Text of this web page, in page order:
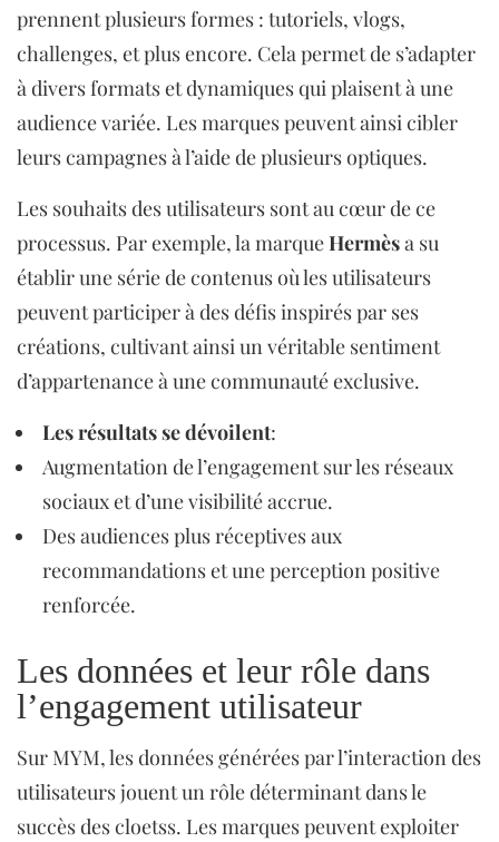
prennent plusieurs formes : tutoriels, vlogs,
challenges, et plus encore. Cela permet de s’adapter
à divers formats et dynamiques qui plaisent à une
audience variée. Les marques peuvent ainsi cibler
leurs campagnes à l’aide de plusieurs optiques.
Les souhaits des utilisateurs sont au cœur de ce
processus. Par exemple, la marqueHermèsa su
établir une série de contenus où les utilisateurs
peuvent participer à des défis inspirés par ses
créations, cultivant ainsi un véritable sentiment
d’appartenance à une communauté exclusive.
Les résultats se dévoilent:
Augmentation de l’engagement sur les réseaux
sociaux et d’une visibilité accrue.
Des audiences plus réceptives aux
recommandations et une perception positive
renforcée.
Les données et leur rôle dans
l’engagement utilisateur
Sur MYM, les données générées par l’interaction des
utilisateurs jouent un rôle déterminant dans le
succès des cloetss. Les marques peuvent exploiter